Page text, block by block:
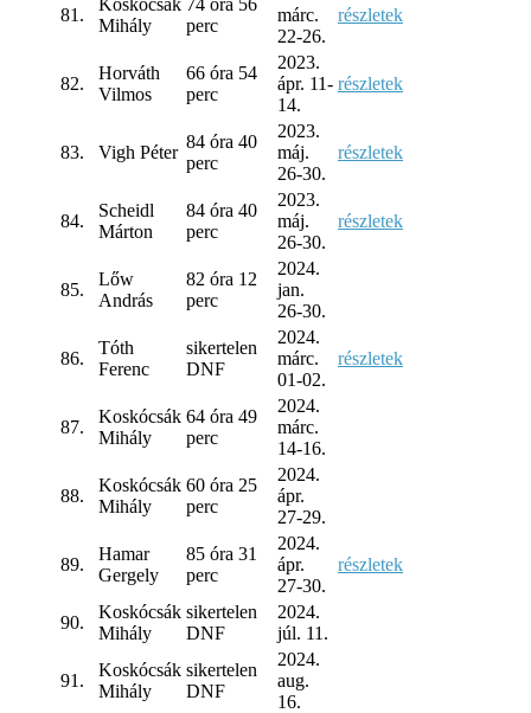
81.
Mihály
perc
márc.
22-26.
részletek
82.
Horváth
Vilmos
66 óra 54
perc
2023.
ápr. 11-
14.
részletek
83. Vigh Péter
84 óra 40
perc
2023.
máj.
26-30.
részletek
84.
Scheidl
Márton
84 óra 40
perc
2023.
máj.
26-30.
részletek
85.
Lőw
András
82 óra 12
perc
2024.
jan.
26-30.
86.
Tóth
Ferenc
sikertelen
DNF
2024.
márc.
01-02.
részletek
87.
Koskócsák
Mihály
64 óra 49
perc
2024.
márc.
14-16.
88.
Koskócsák
Mihály
60 óra 25
perc
2024.
ápr.
27-29.
89.
Hamar
Gergely
85 óra 31
perc
2024.
ápr.
27-30.
részletek
90.
Koskócsák
Mihály
sikertelen
DNF
2024.
júl. 11.
91.
Koskócsák
Mihály
sikertelen
DNF
2024.
aug.
16.